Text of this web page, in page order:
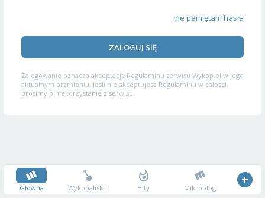
nie pamiętam hasła
ZALOGUJ SIĘ
Zalogowanie oznacza akceptację Regulaminu serwisu Wykop.pl w jego
aktualnym brzmieniu. Jeśli nie akceptujesz Regulaminu w całości,
prosimy o niekorzystanie z serwisu.
Główna Wykopalisko Hity Mikroblog